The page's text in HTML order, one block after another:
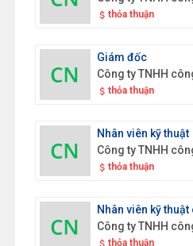
attach_money thỏa thuận
Giám đốc
Công ty TNHH
attach_money thỏa thuận
Nhân viên kỹ thuật
Công ty TNHH
attach_money thỏa thuận
Nhân viên kỹ thuật
Công ty TNHH
attach_money thỏa thuận